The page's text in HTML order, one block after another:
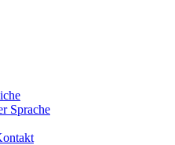
Sprache